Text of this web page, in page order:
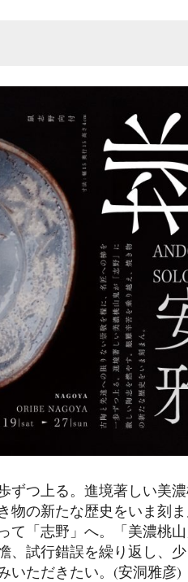
ずつ上る。進境著しい美
の新たな歴史をいま刻ま
て「志野」へ。「美濃桃
、試行錯誤を繰り返し、
いただきたい。(安洞雅彦)